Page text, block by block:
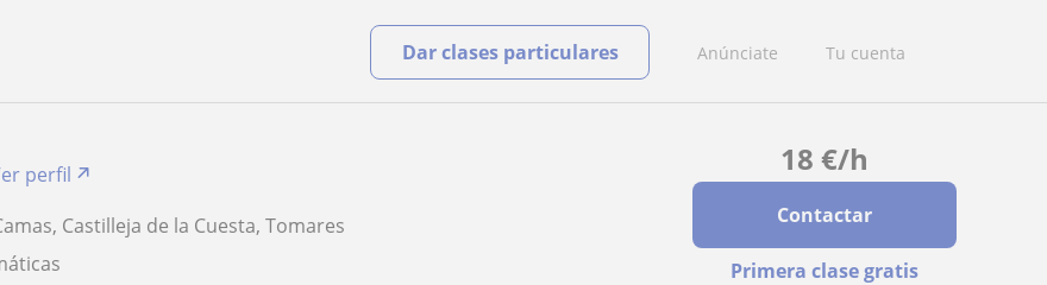
Anúnciate Tu cuenta
Dar clases particulares
18 €/h
Contactar
Primera clase gratis
perfil
Castilleja de la Cuesta, Tomares